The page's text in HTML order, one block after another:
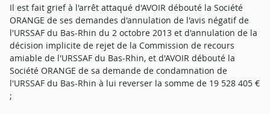
Il est fait grief à l'arrêt attaqué d'AVOIR débouté la Société
ORANGE de ses demandes d'annulation de l'avis négatif de
l'URSSAF du Bas-Rhin du 2 octobre 2013 et d'annulation de la
décision implicite de rejet de la Commission de recours
amiable de l'URSSAF du Bas-Rhin, et d'AVOIR débouté la
Société ORANGE de sa demande de condamnation de
l'URSSAF du Bas-Rhin à lui reverser la somme de 19 528 405 €
;